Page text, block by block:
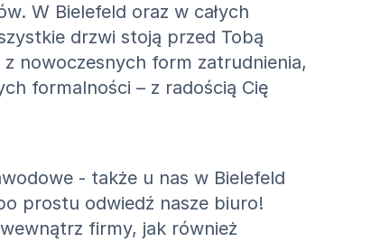
W Bielefeld oraz w całych
drzwi stoją przed Tobą
nowoczesnych form zatrudnienia,
formalności – z radością Cię
- także u nas w Bielefeld
prostu odwiedź nasze biuro!
firmy, jak również